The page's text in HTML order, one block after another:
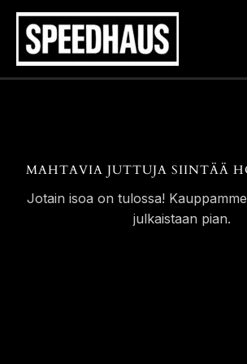
Siirry
sisältöön
MAHTAVIA JUTTUJA SIINTÄÄ
Jotain isoa on tulossa!
julkaistaan pian.